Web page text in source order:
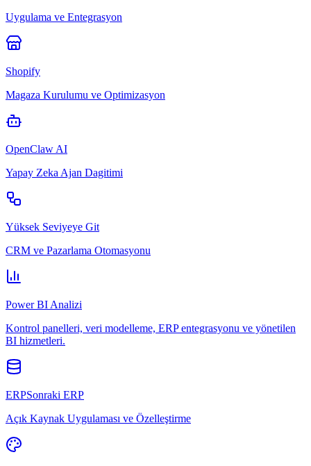
Uygulama ve Entegrasyon
Shopify
Magaza Kurulumu ve Optimizasyon
OpenClaw AI
Yapay Zeka Ajan Dagitimi
Yüksek Seviyeye Git
CRM ve Pazarlama Otomasyonu
Power BI Analizi
Kontrol panelleri, veri modelleme, ERP entegrasyonu ve yönetilen
BI hizmetleri.
ERPSonraki ERP
Açık Kaynak Uygulaması ve Özelleştirme